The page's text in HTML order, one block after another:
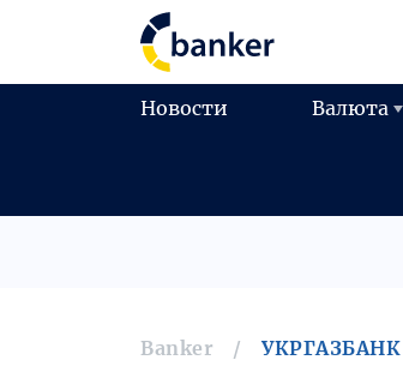
Новости Валюта
Banker